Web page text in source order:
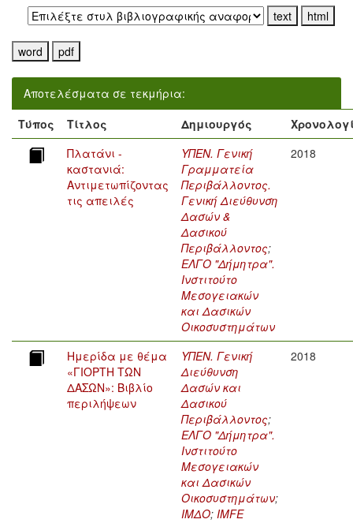
Αποτελέσματα σε τεκμήρια:
Τύπος
Τίτλος Δημιουργός
Πλατάνι -
καστανιά:
Αντιμετωπίζοντας
τις απειλές
ΥΠΕΝ. Γενική
Γραμματεία
Περιβάλλοντος.
Γενική Διεύθυνση
Δασών &
Δασικού
Περιβάλλοντος;
ΕΛΓΟ "Δήμητρα".
Ινστιτούτο
Μεσογειακών
και Δασικών
Οικοσυστημάτων
2018
Ημερίδα με θέμα
«ΓΙΟΡΤΗ ΤΩΝ
ΔΑΣΩΝ»: Βιβλίο
περιλήψεων
ΥΠΕΝ. Γενική
Διεύθυνση
Δασών και
Δασικού
Περιβάλλοντος;
ΕΛΓΟ "Δήμητρα".
Ινστιτούτο
Μεσογειακών
και Δασικών
Οικοσυστημάτων;
ΙΜΔΟ; IMFE
2018